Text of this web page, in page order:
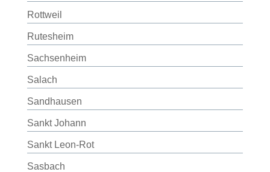
Rottweil
Rutesheim
Sachsenheim
Salach
Sandhausen
Sankt Johann
Sankt Leon-Rot
Sasbach